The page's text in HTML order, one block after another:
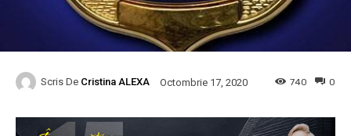
Scris De Cristina ALEXA Octombrie 17, 2020 0
740